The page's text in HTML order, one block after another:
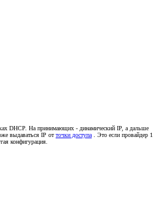
DHCP. На принимающих - динамический IP, а дальше
выдаваться IP отточки доступа
. Это если провайдер 1
конфигурация.